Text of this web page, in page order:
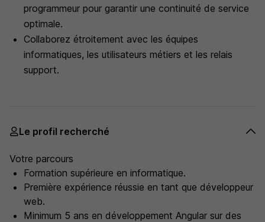
programmeur pour garantir une continuité de service
optimale.
Collaborez étroitement avec les équipes
informatiques, les utilisateurs métiers et les relais
support.
Le profil recherché
Votre parcours
Formation supérieure en informatique.
Première expérience réussie en tant que développeur
web.
Minimum 5 ans en développement Angular sur des